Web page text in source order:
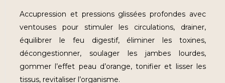
Accupression et pressions glissées profondes avec
ventouses pour stimuler les circulations, drainer,
équilibrer le feu digestif, éliminer les toxines,
décongestionner, soulager les jambes lourdes,
gommer l’effet peau d’orange, tonifier et lisser les
tissus, revitaliser l’organisme.